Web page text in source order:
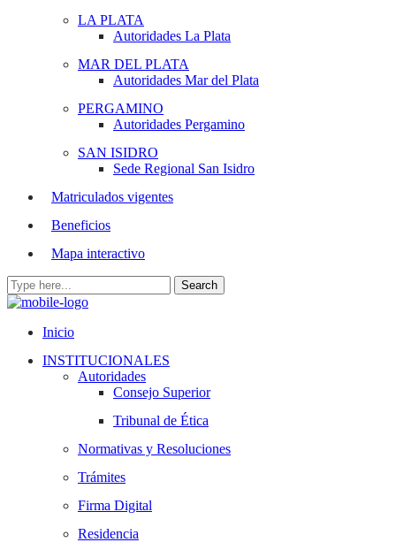
LA PLATA
Autoridades La Plata
MAR DEL PLATA
Autoridades Mar del Plata
PERGAMINO
Autoridades Pergamino
SAN ISIDRO
Sede Regional San Isidro
Matriculados vigentes
Beneficios
Mapa interactivo
Inicio
INSTITUCIONALES
Autoridades
Consejo Superior
Tribunal de Ética
Normativas y Resoluciones
Trámites
Firma Digital
Residencia